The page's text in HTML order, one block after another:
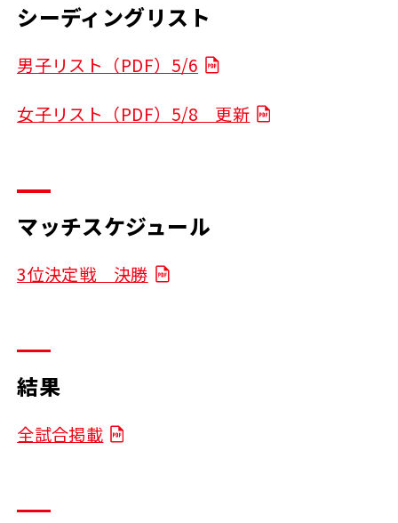
シーディングリスト
男子リスト（PDF）5/6
女子リスト（PDF）5/8 更新
マッチスケジュール
3位決定戦 決勝
結果
全試合掲載